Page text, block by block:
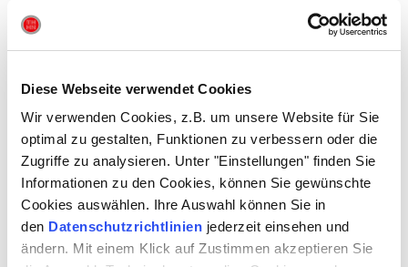
Diese Webseite verwendet Cookies
Wir verwenden Cookies, z.B. um unsere Website für Sie
optimal zu gestalten, Funktionen zu verbessern oder die
Zugriffe zu analysieren. Unter "Einstellungen" finden Sie
Informationen zu den Cookies, können Sie gewünschte
Cookies auswählen. Ihre Auswahl können Sie in
den Datenschutzrichtlinien jederzeit einsehen und
ändern. Mit einem Klick auf Zustimmen akzeptieren Sie
© Stefan Nimmesgern
CHOCOLAT
Eine himmlische Verführung mit Ann-Kathrin Kramer, Harald
Krassnitzer & Les Manouches Du Tannes